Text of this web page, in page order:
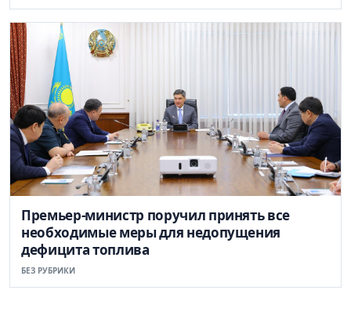
Премьер-министр поручил принять все
необходимые меры для недопущения
дефицита топлива
БЕЗ РУБРИКИ